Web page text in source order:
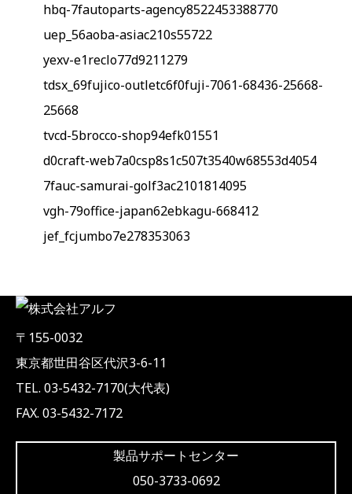
hbq-7fautoparts-agency8522453388770
uep_56aoba-asiac210s55722
yexv-e1reclo77d9211279
tdsx_69fujico-outletc6f0fuji-7061-68436-25668-
25668
tvcd-5brocco-shop94efk01551
d0craft-web7a0csp8s1c507t3540w68553d4054
7fauc-samurai-golf3ac2101814095
vgh-79office-japan62ebkagu-668412
jef_fcjumbo7e278353063
〒155-0032
東京都世田谷区代沢3-6-11
TEL. 03-5432-7170(大代表)
FAX. 03-5432-7172
製品サポートセンター
050-3733-0692